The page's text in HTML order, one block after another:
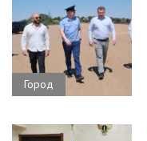
Город